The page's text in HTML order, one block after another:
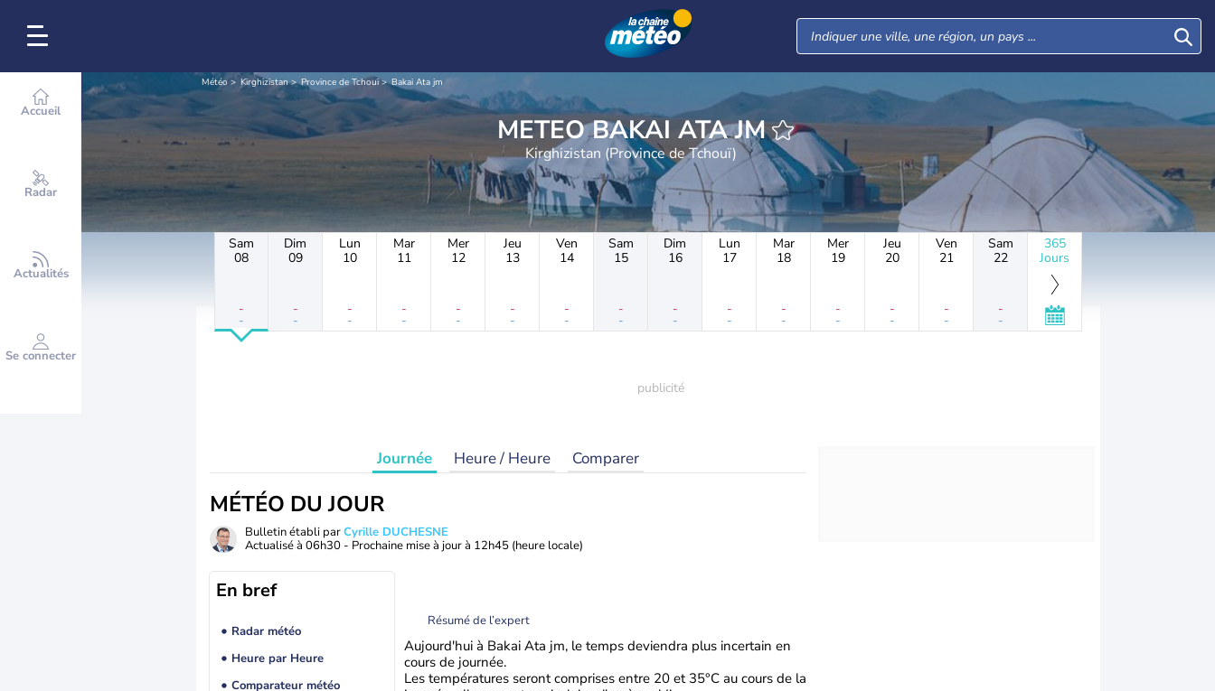
Accueil
Radar
Actualités
Se connecter
Météo Kirghizistan Province de Tchouï Bakai Ata jm
METEO BAKAI ATA JM
Kirghizistan (Province de Tchouï)
Sam
08
-
-
Dim
09
-
-
Lun
10
-
-
Mar
11
-
-
Mer
12
-
-
Jeu
13
-
-
Ven
14
-
-
Sam
15
-
-
Dim
16
-
-
Lun
17
-
-
Mar
18
-
-
Mer
19
-
-
Jeu
20
-
-
Ven
21
-
-
Sam
22
-
-
365
Jours
Journée Heure / Heure Comparer
MÉTÉO DU JOUR
Bulletin établi parCyrille DUCHESNE
Actualisé à 06h30 - Prochaine mise à jour à 12h45 (heure locale)
En bref
Radar météo
Heure par Heure
Comparateur météo
Résumé de l’expert
Aujourd'hui à Bakai Ata jm, le temps deviendra plus incertain en
cours de journée.
Les températures seront comprises entre 20 et 35°C au cours de la